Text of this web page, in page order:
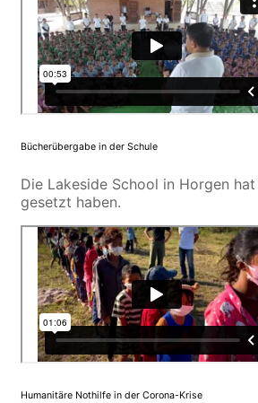
Bücherübergabe in der Schule
Die Lakeside School in Horgen
gesetzt haben.
Humanitäre Nothilfe in der Corona-Krise